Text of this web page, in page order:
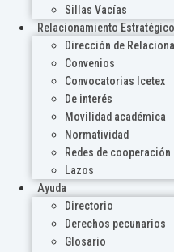
Sillas Vacías
Relacionamiento Estratégico
Dirección de
Convenios
Convocatorias Icetex
De interés
Movilidad académica
Normatividad
Redes de cooperación
Lazos
Ayuda
Directorio
Derechos pecunarios
Glosario